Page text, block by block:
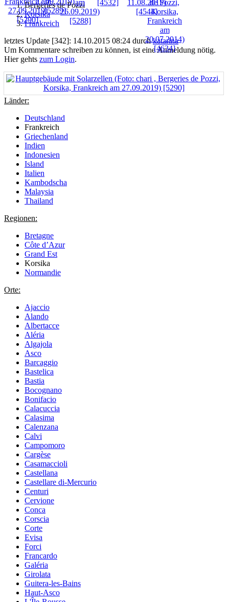
Bergeries de Pozzi
Korsika
Frankreich
letztes Update [342]: 14.10.2015 08:24 durchkatarina
Um Kommentare schreiben zu können, ist eine Anmeldung nötig.
Hier gehts zum Login.
Länder:
Deutschland
Frankreich
Griechenland
Indien
Indonesien
Island
Italien
Kambodscha
Malaysia
Thailand
Regionen:
Bretagne
Côte d’Azur
Grand Est
Korsika
Normandie
Orte:
Ajaccio
Alando
Albertacce
Aléria
Algajola
Asco
Barcaggio
Bastelica
Bastia
Bocognano
Bonifacio
Calacuccia
Calasima
Calenzana
Calvi
Campomoro
Cargèse
Casamaccioli
Castellana
Castellare di-Mercurio
Centuri
Cervione
Conca
Corscia
Corte
Evisa
Forci
Francardo
Galéria
Girolata
Guitera-les-Bains
Haut-Asco